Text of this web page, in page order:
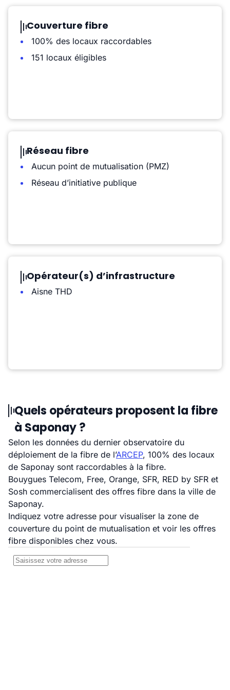
Couverture fibre
100% des locaux raccordables
151 locaux éligibles
Réseau fibre
Aucun point de mutualisation (PMZ)
Réseau d’initiative publique
Opérateur(s) d’infrastructure
Aisne THD
Quels opérateurs proposent la fibre
à Saponay ?
Selon les données du dernier observatoire du
déploiement de la fibre de l’ARCEP, 100% des locaux
de Saponay sont raccordables à la fibre.
Bouygues Telecom, Free, Orange, SFR, RED by SFR et
Sosh commercialisent des offres fibre dans la ville de
Saponay.
Indiquez votre adresse pour visualiser la zone de
couverture du point de mutualisation et voir les offres
fibre disponibles chez vous.